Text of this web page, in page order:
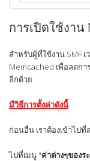
การเปิดใช้งาน
สำหรับผู้ที่ใช้งาน SMF
Memcached เพื่อลดกา
อีกด้วย
มีวิธีการตั้งค่าดังนี้
ก่อนอื่น เราต้องเข้าไป
ไปที่เมนู "ค่าต่างๆของร